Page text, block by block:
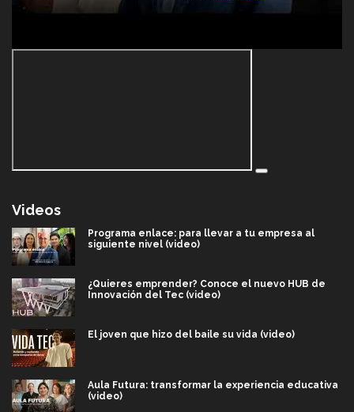
Videos
Programa enlace: para llevar a tu empresa al
siguiente nivel (video)
¿Quieres emprender? Conoce el nuevo HUB de
Innovación del Tec (video)
El joven que hizo del baile su vida (video)
Aula Futura: transformar la experiencia educativa
(video)